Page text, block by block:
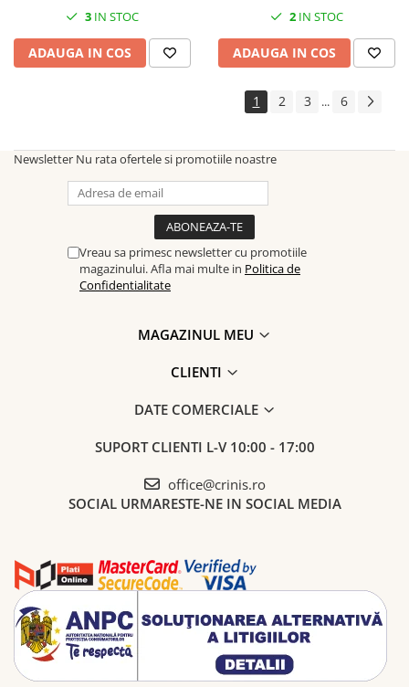
3 IN STOC
ADAUGA IN COS
2 IN STOC
ADAUGA IN COS
1 2 3 ... 6
Newsletter Nu rata ofertele si promotiile noastre
Vreau sa primesc newsletter cu promotiile
magazinului. Afla mai multe in Politica de
Confidentialitate
MAGAZINUL MEU
CLIENTI
DATE COMERCIALE
SUPORT CLIENTI L-V 10:00 - 17:00
office@crinis.ro
SOCIAL URMARESTE-NE IN SOCIAL MEDIA